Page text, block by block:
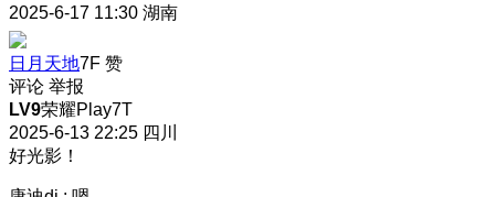
2025-6-17 11:30 湖南
日月天地7F 赞
评论 举报
LV9荣耀Play7T
2025-6-13 22:25 四川
好光影！